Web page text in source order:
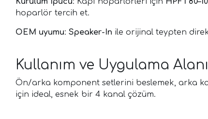
hoparlör tercih et.
OEM uyumu: Speaker-In ile orijinal teypten
Kullanım ve Uygulama Alanı
Ön/arka komponent setlerini beslemek, arka
için ideal, esnek bir 4 kanal çözüm.